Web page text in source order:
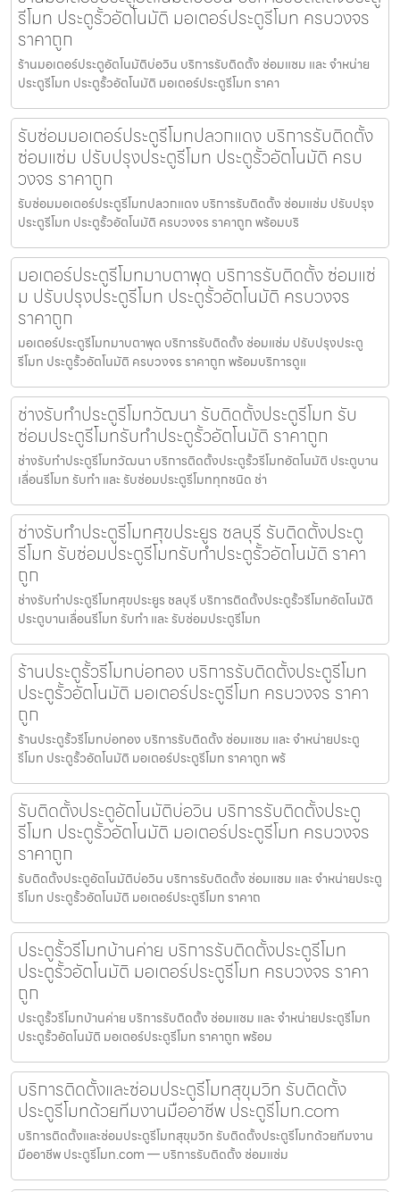
รีโมท ประตูรั้วอัตโนมัติ มอเตอร์ประตูรีโมท ครบวงจร
ราคาถูก
ร้านมอเตอร์ประตูอัตโนมัติบ่อวิน บริการรับติดตั้ง ซ่อมแซม และ จำหน่าย
ประตูรีโมท ประตูรั้วอัตโนมัติ มอเตอร์ประตูรีโมท ราคา
รับซ่อมมอเตอร์ประตูรีโมทปลวกแดง บริการรับติดตั้ง
ซ่อมแซ่ม ปรับปรุงประตูรีโมท ประตูรั้วอัตโนมัติ ครบ
วงจร ราคาถูก
รับซ่อมมอเตอร์ประตูรีโมทปลวกแดง บริการรับติดตั้ง ซ่อมแซ่ม ปรับปรุง
ประตูรีโมท ประตูรั้วอัตโนมัติ ครบวงจร ราคาถูก พร้อมบริ
มอเตอร์ประตูรีโมทมาบตาพุด บริการรับติดตั้ง ซ่อมแซ่
ม ปรับปรุงประตูรีโมท ประตูรั้วอัตโนมัติ ครบวงจร
ราคาถูก
มอเตอร์ประตูรีโมทมาบตาพุด บริการรับติดตั้ง ซ่อมแซ่ม ปรับปรุงประตู
รีโมท ประตูรั้วอัตโนมัติ ครบวงจร ราคาถูก พร้อมบริการดูแ
ช่างรับทำประตูรีโมทวัฒนา รับติดตั้งประตูรีโมท รับ
ซ่อมประตูรีโมทรับทำประตูรั้วอัตโนมัติ ราคาถูก
ช่างรับทำประตูรีโมทวัฒนา บริการติดตั้งประตูรั้วรีโมทอัตโนมัติ ประตูบาน
เลื่อนรีโมท รับทำ และ รับซ่อมประตูรีโมททุกชนิด ช่า
ช่างรับทำประตูรีโมทศุขประยูร ชลบุรี รับติดตั้งประตู
รีโมท รับซ่อมประตูรีโมทรับทำประตูรั้วอัตโนมัติ ราคา
ถูก
ช่างรับทำประตูรีโมทศุขประยูร ชลบุรี บริการติดตั้งประตูรั้วรีโมทอัตโนมัติ
ประตูบานเลื่อนรีโมท รับทำ และ รับซ่อมประตูรีโมท
ร้านประตูรั้วรีโมทบ่อทอง บริการรับติดตั้งประตูรีโมท
ประตูรั้วอัตโนมัติ มอเตอร์ประตูรีโมท ครบวงจร ราคา
ถูก
ร้านประตูรั้วรีโมทบ่อทอง บริการรับติดตั้ง ซ่อมแซม และ จำหน่ายประตู
รีโมท ประตูรั้วอัตโนมัติ มอเตอร์ประตูรีโมท ราคาถูก พร้
รับติดตั้งประตูอัตโนมัติบ่อวิน บริการรับติดตั้งประตู
รีโมท ประตูรั้วอัตโนมัติ มอเตอร์ประตูรีโมท ครบวงจร
ราคาถูก
รับติดตั้งประตูอัตโนมัติบ่อวิน บริการรับติดตั้ง ซ่อมแซม และ จำหน่ายประตู
รีโมท ประตูรั้วอัตโนมัติ มอเตอร์ประตูรีโมท ราคาถ
ประตูรั้วรีโมทบ้านค่าย บริการรับติดตั้งประตูรีโมท
ประตูรั้วอัตโนมัติ มอเตอร์ประตูรีโมท ครบวงจร ราคา
ถูก
ประตูรั้วรีโมทบ้านค่าย บริการรับติดตั้ง ซ่อมแซม และ จำหน่ายประตูรีโมท
ประตูรั้วอัตโนมัติ มอเตอร์ประตูรีโมท ราคาถูก พร้อม
บริการติดตั้งและซ่อมประตูรีโมทสุขุมวิท รับติดตั้ง
ประตูรีโมทด้วยทีมงานมืออาชีพ ประตูรีโมท.com
บริการติดตั้งและซ่อมประตูรีโมทสุขุมวิท รับติดตั้งประตูรีโมทด้วยทีมงาน
มืออาชีพ ประตูรีโมท.com — บริการรับติดตั้ง ซ่อมแซ่ม